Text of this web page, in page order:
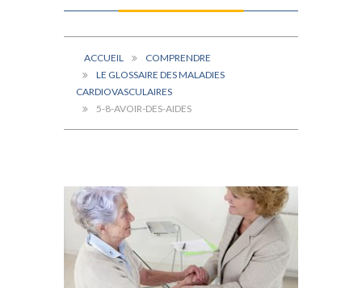
ACCUEIL
COMPRENDRE
LE GLOSSAIRE DES MALADIES
CARDIOVASCULAIRES
5-8-AVOIR-DES-AIDES